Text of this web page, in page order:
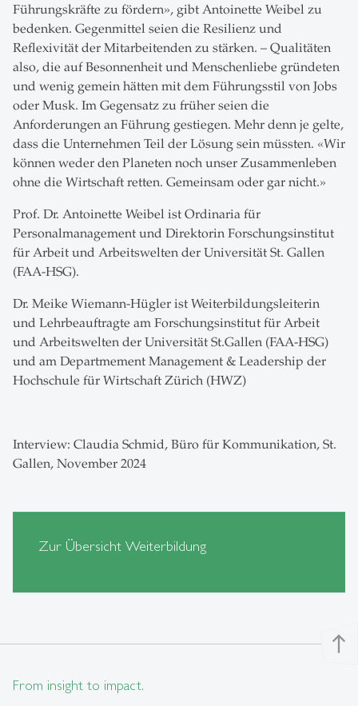
Führungskräfte zu fördern», gibt Antoinette Weibel zu
bedenken. Gegenmittel seien die Resilienz und
Reflexivität der Mitarbeitenden zu stärken. – Qualitäten
also, die auf Besonnenheit und Menschenliebe gründeten
und wenig gemein hätten mit dem Führungsstil von Jobs
oder Musk. Im Gegensatz zu früher seien die
Anforderungen an Führung gestiegen. Mehr denn je gelte,
dass die Unternehmen Teil der Lösung sein müssten. «Wir
können weder den Planeten noch unser Zusammenleben
ohne die Wirtschaft retten. Gemeinsam oder gar nicht.»
Prof. Dr. Antoinette Weibel ist Ordinaria für
Personalmanagement und Direktorin Forschungsinstitut
für Arbeit und Arbeitswelten der Universität St. Gallen
(FAA-HSG).
Dr. Meike Wiemann-Hügler ist Weiterbildungsleiterin
und Lehrbeauftragte am Forschungsinstitut für Arbeit
und Arbeitswelten der Universität St.Gallen (FAA-HSG)
und am Departmement Management & Leadership der
Hochschule für Wirtschaft Zürich (HWZ)
Interview: Claudia Schmid, Büro für Kommunikation, St.
Gallen, November 2024
Zur Übersicht Weiterbildung
north
From insight to impact.